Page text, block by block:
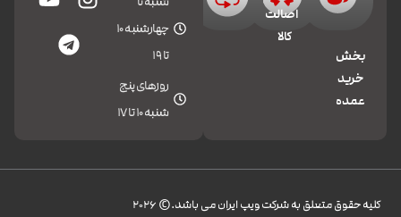
بخش
خرید
عمده
اصالت
کالا
چهارشنبه 10
تا 19
روزهای پنج
شنبه 10 تا 17
کليه حقوق متعلق به شرکت ویپ ایران می باشد.© 2026